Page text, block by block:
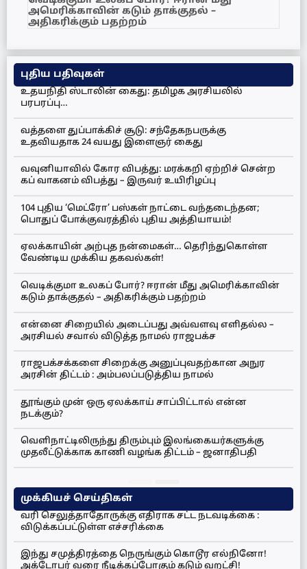
அமெரிக்காவின் கடும் தாக்குதல் –
அதிகரிக்கும் பதற்றம்
புதிய பதிவுகள்
உதயநிதி ஸ்டாலின் கைது: தமிழக அரசியலில்
பரபரப்பு…
வத்தளை துப்பாக்கிச் சூடு: சந்தேகநபருக்கு
உதவியதாக 24 வயது இளைஞர் கைது
வவுனியாவில் கோர விபத்து: மரக்கறி ஏற்றிச் சென்ற
கப் வாகனம் விபத்து – இருவர் உயிரிழப்பு
104 புதிய ‘மெட்ரோ’ பஸ்கள் நாட்டை வந்தடைந்தன;
பொதுப் போக்குவரத்தில் புதிய அத்தியாயம்!
ஏலக்காயின் அற்புத நன்மைகள்… தெரிந்துகொள்ள
வேண்டிய முக்கிய தகவல்கள்!
வெடிக்குமா உலகப் போர்? ஈரான் மீது அமெரிக்காவின்
கடும் தாக்குதல் – அதிகரிக்கும் பதற்றம்
என்னை சிறையில் அடைப்பது அவ்வளவு எளிதல்ல –
அரசியல் சவால் விடுத்த நாமல் ராஜபக்ச
ராஜபக்சக்களை சிறைக்கு அனுப்புவதற்கான அநுர
அரசின் திட்டம் : அம்பலப்படுத்திய நாமல்
தூங்கும் முன் ஒரு ஏலக்காய் சாப்பிட்டால் என்ன
நடக்கும்?
வெளிநாட்டிலிருந்து திரும்பும் இலங்கையர்களுக்கு
முதலீட்டுக்காக காணி வழங்க திட்டம் – ஜனாதிபதி
முக்கியச் செய்திகள்
வரி செலுத்தாதோருக்கு எதிராக சட்ட நடவடிக்கை :
விடுக்கப்பட்டுள்ள எச்சரிக்கை
இந்து சமுத்திரத்தை நெருங்கும் கொடூர எல்நினோ!
அக்டோபர் வரை நீடிக்கப்போகும் கடும் வறட்சி!